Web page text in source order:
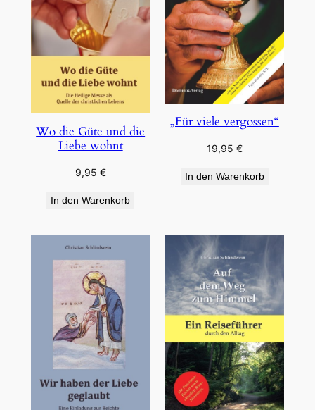
Wo die Güte und die
Liebe wohnt
9,95 €
In den Warenkorb
„Für viele vergossen“
19,95 €
In den Warenkorb